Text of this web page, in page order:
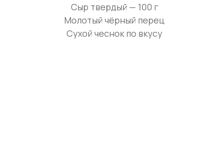
Сыр твердый — 100 г
Молотый чёрный перец
Сухой чеснок по вкусу